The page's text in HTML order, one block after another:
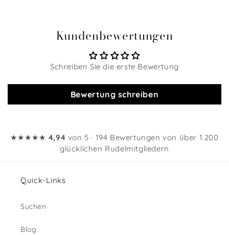
Kundenbewertungen
Schreiben Sie die erste Bewertung
Bewertung schreiben
★★★★★ 4,94 von 5 · 194 Bewertungen von über 1.200
glücklichen Rudelmitgliedern
Quick-Links
Suchen
Blog